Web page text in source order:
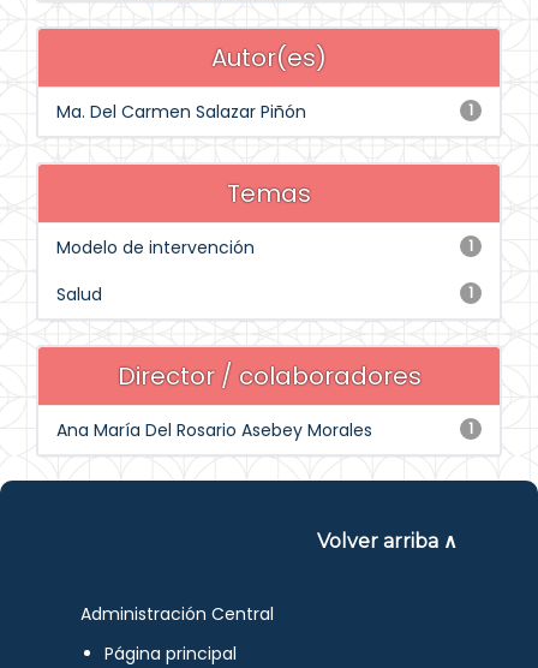
Autor(es)
1
Ma. Del Carmen Salazar Piñón
Temas
1
Modelo de intervención
1
Salud
Director / colaboradores
1
Ana María Del Rosario Asebey Morales
Volver arriba ∧
Administración Central
Página principal